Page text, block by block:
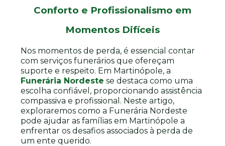
Conforto e Profissionalismo em
Momentos Difíceis
Nos momentos de perda, é essencial contar
com serviços funerários que ofereçam
suporte e respeito. Em Martinópole, a
Funerária Nordeste se destaca como uma
escolha confiável, proporcionando assistência
compassiva e profissional. Neste artigo,
exploraremos como a Funerária Nordeste
pode ajudar as famílias em Martinópole a
enfrentar os desafios associados à perda de
um ente querido.